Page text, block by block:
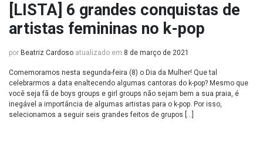
[LISTA] 6 grandes conquistas de
artistas femininas no k-pop
por Beatriz Cardoso atualizado em 8 de março de 2021
Comemoramos nesta segunda-feira (8) o Dia da Mulher! Que tal
celebrarmos a data enaltecendo algumas cantoras do k-pop? Mesmo que
você seja fã de boys groups e girl groups não sejam bem a sua praia, é
inegável a importância de algumas artistas para o k-pop. Por isso,
selecionamos a seguir seis grandes feitos de grupos […]